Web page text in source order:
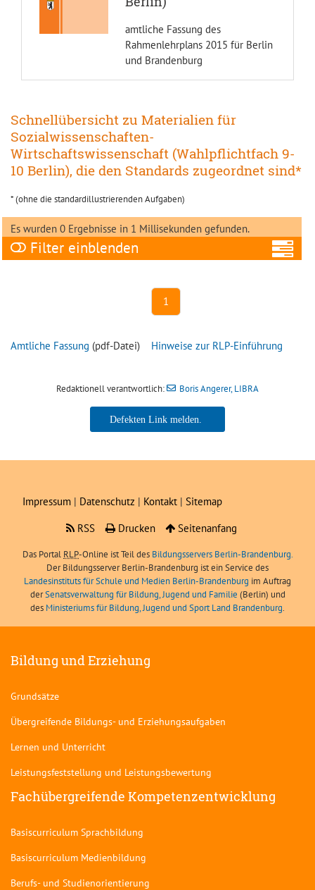
amtliche Fassung des
Rahmenlehrplans 2015 für Berlin
und Brandenburg
Schnellübersicht zu Materialien für
Sozialwissenschaften-
Wirtschaftswissenschaft (Wahlpflichtfach 9-
10 Berlin), die den Standards zugeordnet sind*
* (ohne die standardillustrierenden Aufgaben)
Es wurden 0 Ergebnisse in 1 Millisekunden gefunden.
Filter
1
Amtliche Fassung (pdf-Datei) Hinweise zur RLP-Einführung
Redaktionell verantwortlich: Boris Angerer, LIBRA
Boris Angerer, LIBRA
Impressum | Datenschutz | Kontakt | Sitemap
RSS
Drucken Seitenanfang
Das Portal RLP-Online ist Teil des Bildungsservers Berlin-Brandenburg.
Der Bildungsserver Berlin-Brandenburg ist ein Service des
Landesinstituts für Schule und Medien Berlin-Brandenburg im Auftrag
derSenatsverwaltung für Bildung, Jugend und Familie (Berlin) und
des Ministeriums für Bildung, Jugend und Sport Land Brandenburg.
Bildung und Erziehung
Grundsätze
Übergreifende Bildungs- und Erziehungsaufgaben
Lernen und Unterricht
Leistungsfeststellung und Leistungsbewertung
Fachübergreifende Kompetenzentwicklung
Basiscurriculum Sprachbildung
Basiscurriculum Medienbildung
Berufs- und Studienorientierung